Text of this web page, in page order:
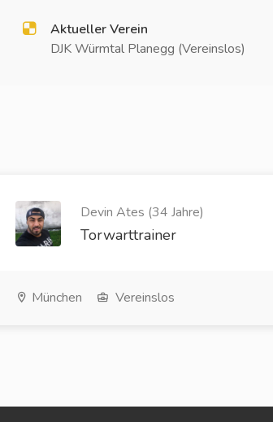
Aktueller Verein
DJK Würmtal Planegg (Vereinslos)
Devin Ates (34 Jahre)
Torwarttrainer
München Vereinslos